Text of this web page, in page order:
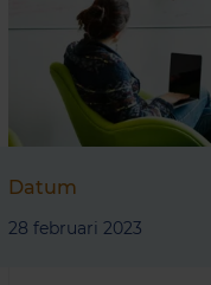
Datum
28 februari 2023